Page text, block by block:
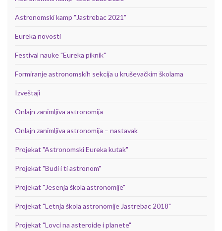
Astronomski kamp "Jastrebac 2021"
Eureka novosti
Festival nauke "Eureka piknik"
Formiranje astronomskih sekcija u kruševačkim školama
Izveštaji
Onlajn zanimljiva astronomija
Onlajn zanimljiva astronomija – nastavak
Projekat "Astronomski Eureka kutak"
Projekat "Budi i ti astronom"
Projekat "Jesenja škola astronomije"
Projekat "Letnja škola astronomije Jastrebac 2018"
Projekat "Lovci na asteroide i planete"